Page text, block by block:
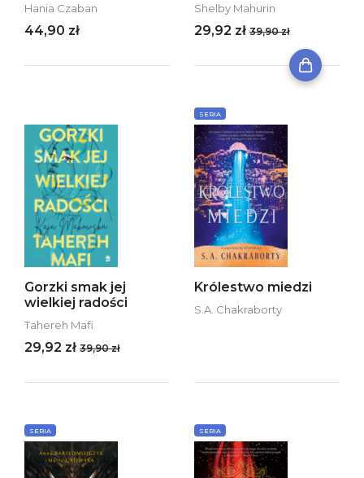
Hania Czaban
44,90 zł
Shelby Mahurin
29,92 zł 39,90 zł
Gorzki smak jej
wielkiej radości
Tahereh Mafi
29,92 zł 39,90 zł
SERIA
Królestwo miedzi
S.A. Chakraborty
SERIA SERIA